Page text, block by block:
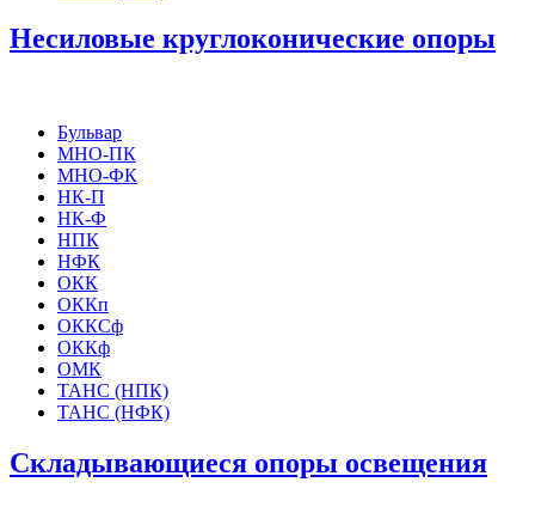
Несиловые круглоконические опоры
Бульвар
МНО-ПК
МНО-ФК
НК-П
НК-Ф
НПК
НФК
ОКК
ОККп
ОККСф
ОККф
ОМК
ТАНС (НПК)
ТАНС (НФК)
Складывающиеся опоры освещения